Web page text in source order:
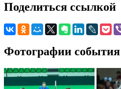
Поделиться ссылкой
Фотографии события